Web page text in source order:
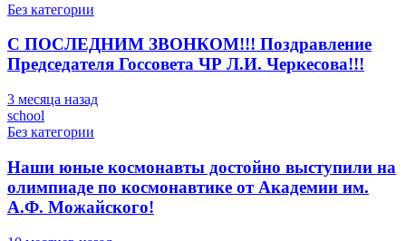
Без категории
С ПОСЛЕДНИМ ЗВОНКОМ!!! Поздравление
Председателя Госсовета ЧР Л.И. Черкесова!!!
3 месяца назад
school
Без категории
Наши юные космонавты достойно выступили на
олимпиаде по космонавтике от Академии им.
А.Ф. Можайского!